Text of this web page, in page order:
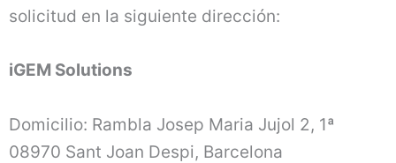
solicitud en la siguiente dirección:
iGEM Solutions
Domicilio: Rambla Josep Maria Jujol 2, 1ª
08970 Sant Joan Despi, Barcelona